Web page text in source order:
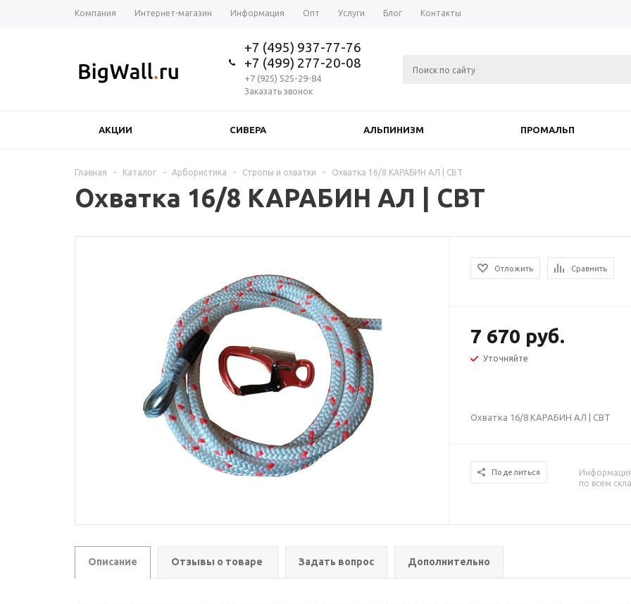
Компания Интернет-магазин Информация Опт Услуги Блог Контакты
+7 (495) 937-77-76
+7 (499) 277-20-08
+7 (925) 525-29-84
Заказать звонок
АКЦИИ СИВЕРА АЛЬПИНИЗМ ПРОМАЛЬП
Главная - Каталог - Арбористика - Стропы и охватки - Охватка 16/8 КАРАБИН АЛ | СВТ
Охватка 16/8 КАРАБИН АЛ | СВТ
Отложить Сравнить
7 670 руб.
Уточняйте
Охватка 16/8 КАРАБИН АЛ | СВТ
Поделиться
по всем
Описание Отзывы о товаре Задать вопрос Дополнительно